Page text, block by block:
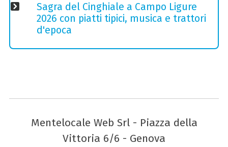
Sagra del Cinghiale a Campo Ligure
2026 con piatti tipici, musica e trattori
d'epoca
Mentelocale Web Srl - Piazza della
Vittoria 6/6 - Genova